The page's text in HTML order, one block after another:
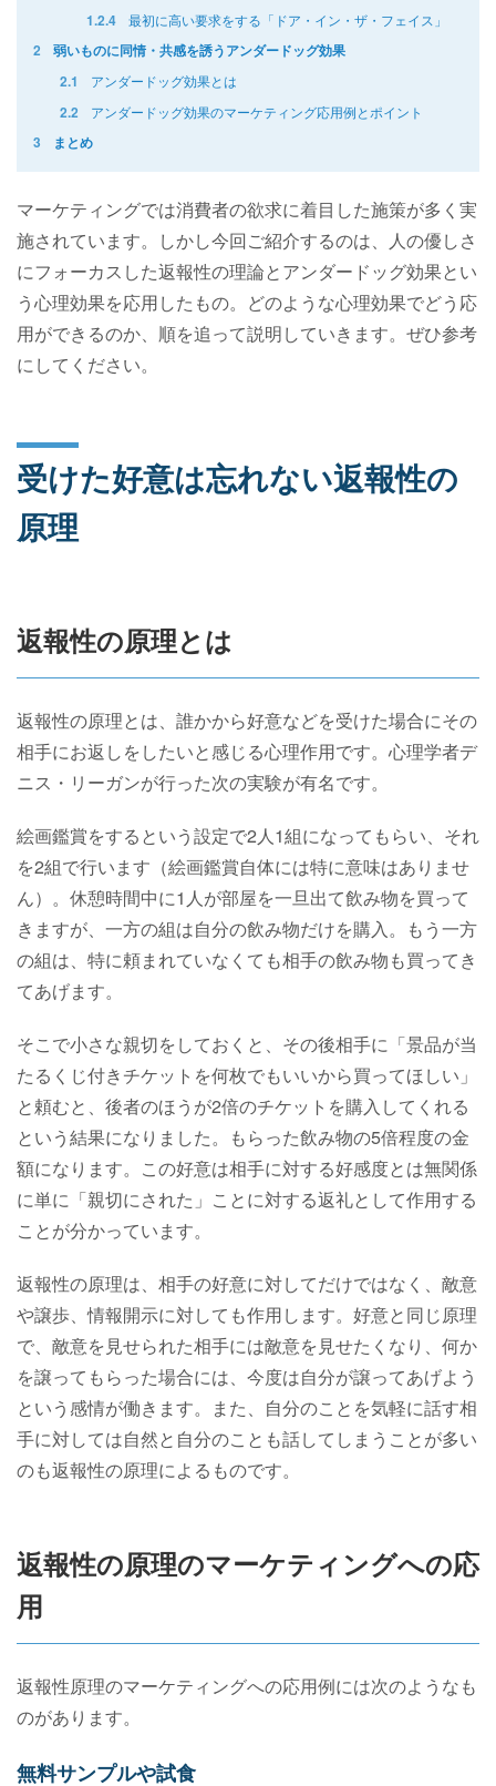
1.2.4
最初に高い要求をする「ドア・イン・ザ・フェイス」
2
弱いものに同情・共感を誘うアンダードッグ効果
2.1
アンダードッグ効果とは
2.2
アンダードッグ効果のマーケティング応用例とポイント
3
まとめ
マーケティングでは消費者の欲求に着目した施策が多く実
施されています。しかし今回ご紹介するのは、人の優しさ
にフォーカスした返報性の理論とアンダードッグ効果とい
う心理効果を応用したもの。どのような心理効果でどう応
用ができるのか、順を追って説明していきます。ぜひ参考
にしてください。
受けた好意は忘れない返報性の
原理
返報性の原理とは
返報性の原理とは、誰かから好意などを受けた場合にその
相手にお返しをしたいと感じる心理作用です。心理学者デ
ニス・リーガンが行った次の実験が有名です。
絵画鑑賞をするという設定で2人1組になってもらい、それ
を2組で行います（絵画鑑賞自体には特に意味はありませ
ん）。休憩時間中に1人が部屋を一旦出て飲み物を買って
きますが、一方の組は自分の飲み物だけを購入。もう一方
の組は、特に頼まれていなくても相手の飲み物も買ってき
てあげます。
そこで小さな親切をしておくと、その後相手に「景品が当
たるくじ付きチケットを何枚でもいいから買ってほしい」
と頼むと、後者のほうが2倍のチケットを購入してくれる
という結果になりました。もらった飲み物の5倍程度の金
額になります。この好意は相手に対する好感度とは無関係
に単に「親切にされた」ことに対する返礼として作用する
ことが分かっています。
返報性の原理は、相手の好意に対してだけではなく、敵意
や譲歩、情報開示に対しても作用します。好意と同じ原理
で、敵意を見せられた相手には敵意を見せたくなり、何か
を譲ってもらった場合には、今度は自分が譲ってあげよう
という感情が働きます。また、自分のことを気軽に話す相
手に対しては自然と自分のことも話してしまうことが多い
のも返報性の原理によるものです。
返報性の原理のマーケティングへの応
用
返報性原理のマーケティングへの応用例には次のようなも
のがあります。
無料サンプルや試食